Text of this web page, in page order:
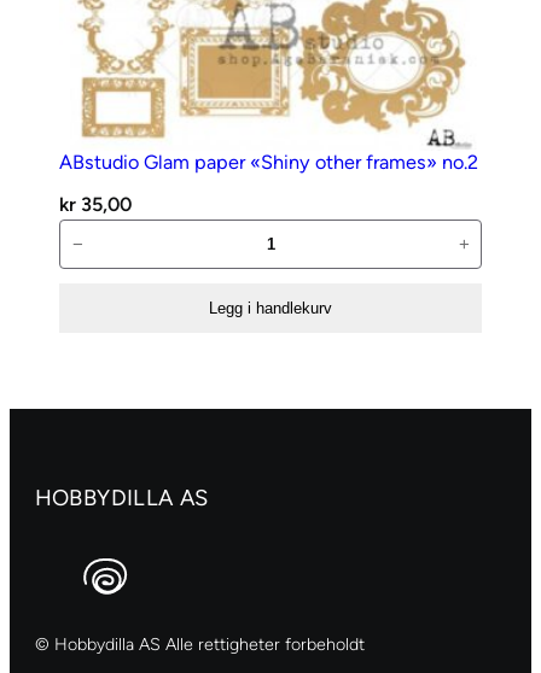
ABstudio Glam paper «Shiny other frames» no.2
kr 35,00
Glam
no.2
− +
Legg i handlekurv
HOBBYDILLA AS
© Hobbydilla AS Alle rettigheter forbeholdt